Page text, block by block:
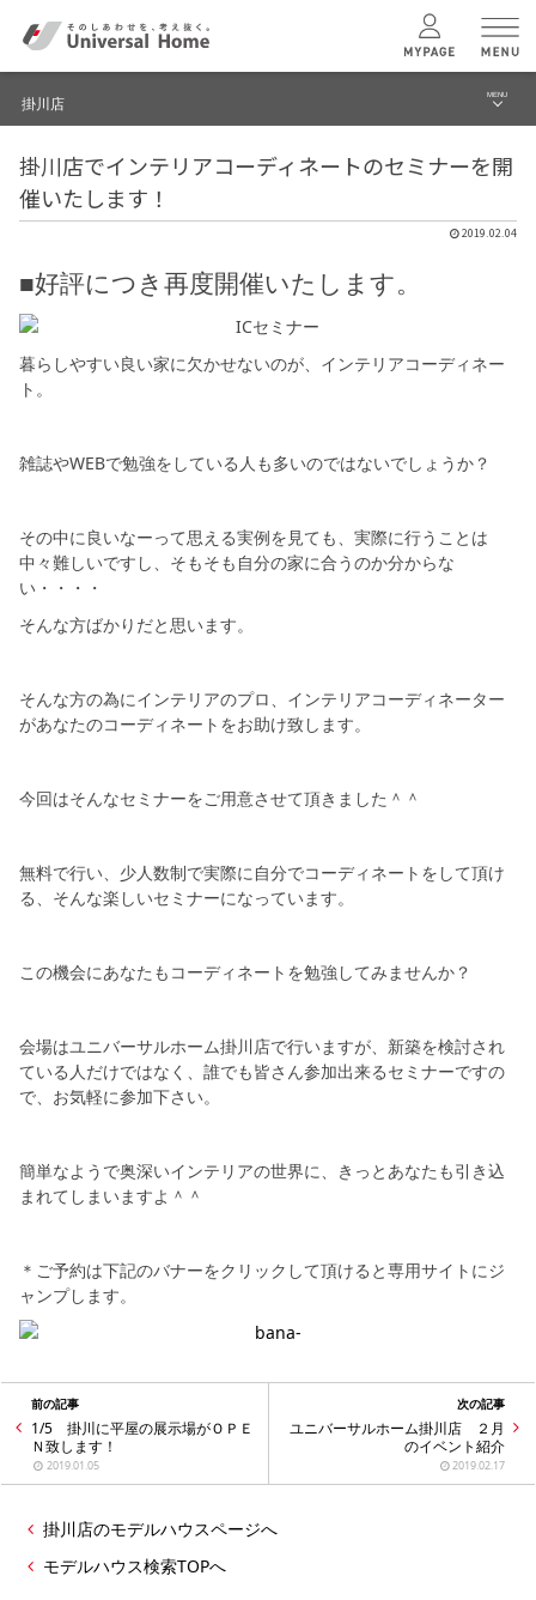
ユニバーサル ホームの特長
モデルハウス 検索・見学予約
シミュレーション
掛川店 MENU
ブログ
建築実例・事例
イベント
モデルハウス見学予約
掛川店 TOPへ
掛川店でインテリアコーディネートのセミナーを開
催いたします！
2019.02.04
■好評につき再度開催いたします。
暮らしやすい良い家に欠かせないのが、インテリアコーディネー
ト。
雑誌やWEBで勉強をしている人も多いのではないでしょうか？
その中に良いなーって思える実例を見ても、実際に行うことは
中々難しいですし、そもそも自分の家に合うのか分からな
い・・・・
そんな方ばかりだと思います。
そんな方の為にインテリアのプロ、インテリアコーディネーター
があなたのコーディネートをお助け致します。
今回はそんなセミナーをご用意させて頂きました＾＾
無料で行い、少人数制で実際に自分でコーディネートをして頂け
る、そんな楽しいセミナーになっています。
この機会にあなたもコーディネートを勉強してみませんか？
会場はユニバーサルホーム掛川店で行いますが、新築を検討され
ている人だけではなく、誰でも皆さん参加出来るセミナーですの
で、お気軽に参加下さい。
簡単なようで奥深いインテリアの世界に、きっとあなたも引き込
まれてしまいますよ＾＾
＊ご予約は下記のバナーをクリックして頂けると専用サイトにジ
ャンプします。
前の記事
1/5 掛川に平屋の展示場がＯＰＥ
Ｎ致します！
2019.01.05
次の記事
ユニバーサルホーム掛川店 ２月
のイベント紹介
2019.02.17
掛川店のモデルハウスページへ
モデルハウス検索TOPへ